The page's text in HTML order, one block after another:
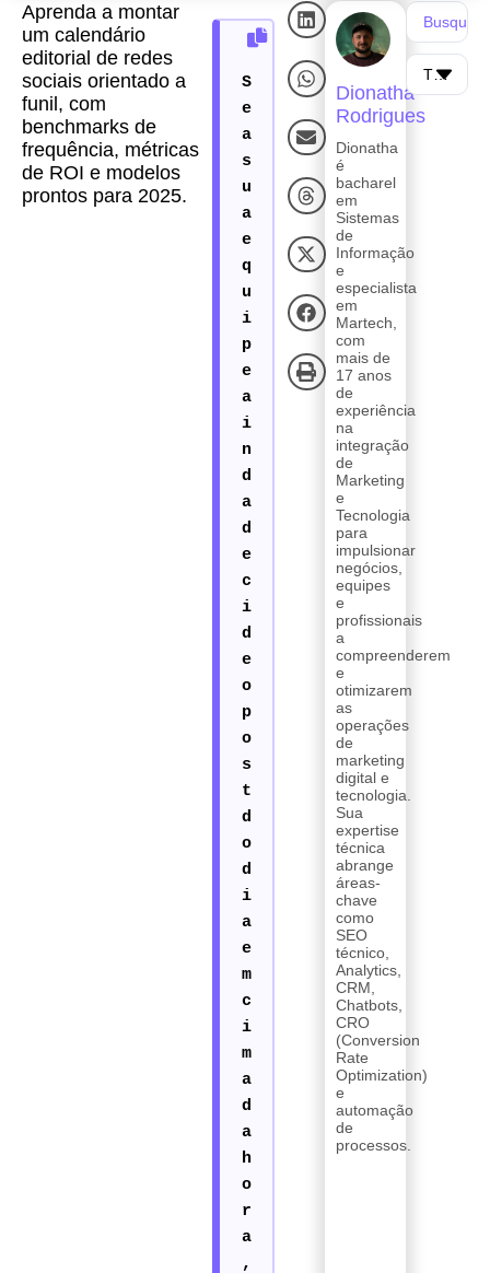
Aprenda a montar
um calendário
editorial de redes
sociais orientado a
funil, com
benchmarks de
frequência, métricas
de ROI e modelos
prontos para 2025.
Dionatha
Rodrigues
Dionatha
é
bacharel
em
Sistemas
de
Informação
e
especialista
em
Martech,
com
mais de
17 anos
de
experiência
na
integração
de
Marketing
e
Tecnologia
para
impulsionar
negócios,
equipes
e
profissionais
a
compreenderem
e
otimizarem
as
operações
de
marketing
digital e
tecnologia.
Sua
expertise
técnica
abrange
áreas-
chave
como
SEO
técnico,
Analytics,
CRM,
Chatbots,
CRO
(Conversion
Rate
Optimization)
e
automação
de
processos.